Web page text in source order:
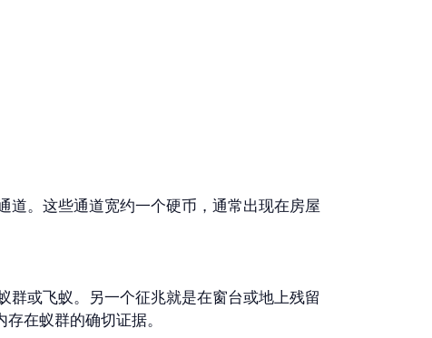
道。这些通道宽约一个硬币，通常出现在房屋
或飞蚁。另一个征兆就是在窗台或地上残留
在蚁群的确切证据。